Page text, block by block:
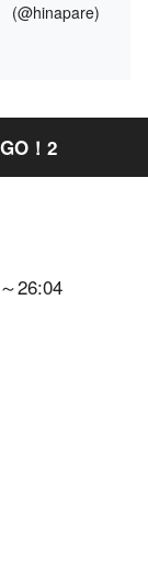
(@hinapare)
！2
26:04